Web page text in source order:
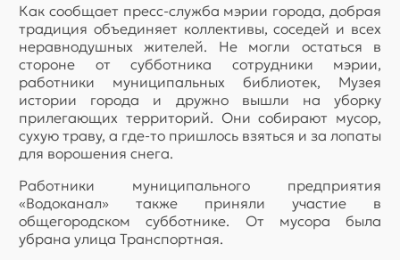
Как сообщает пресс-служба мэрии города, добрая
традиция объединяет коллективы, соседей и всех
неравнодушных жителей. Не могли остаться в
стороне от субботника сотрудники мэрии,
работники муниципальных библиотек, Музея
истории города и дружно вышли на уборку
прилегающих территорий. Они собирают мусор,
сухую траву, а где-то пришлось взяться и за лопаты
для ворошения снега.
Работники муниципального предприятия
«Водоканал» также приняли участие в
общегородском субботнике. От мусора была
убрана улица Транспортная.